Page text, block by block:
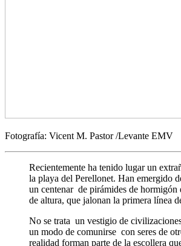
Fotografía: Vicent M. Pastor /Levante EMV
Recientemente ha tenido lugar un
la playa del Perellonet. Han emergido
un centenar de pirámides de hormigón
de altura, que jalonan la primera línea
No se trata un vestigio de
un modo de comunirse con seres de
realidad forman parte de la escollera